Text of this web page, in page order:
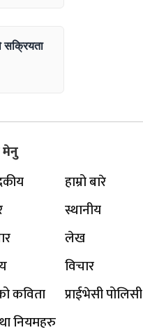
सक्रियता
हाम्रो बारे
स्थानीय
लेख
विचार
कविता
प्राईभेसी पोलिसी
नियमहरु